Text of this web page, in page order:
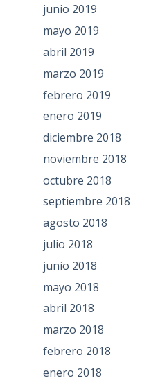
junio 2019
mayo 2019
abril 2019
marzo 2019
febrero 2019
enero 2019
diciembre 2018
noviembre 2018
octubre 2018
septiembre 2018
agosto 2018
julio 2018
junio 2018
mayo 2018
abril 2018
marzo 2018
febrero 2018
enero 2018